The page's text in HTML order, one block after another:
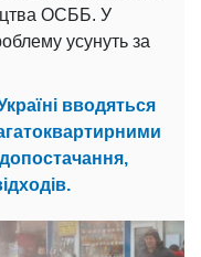
ОСББ. У
усунуть за
вводяться